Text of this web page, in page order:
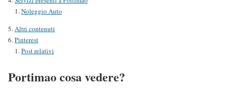
Noleggio Auto
Altri contenuti
Pinterest
Post relativi
Portimao cosa vedere?